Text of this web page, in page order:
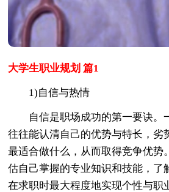
大学生职业规划 篇1
1)自信与热情
自信是职场成功的第一要诀。
往往能认清自己的优势与特长，劣
最适合做什么，从而取得竞争优势
估自己掌握的专业知识和技能，了
在求职时最大程度地实现个性与职